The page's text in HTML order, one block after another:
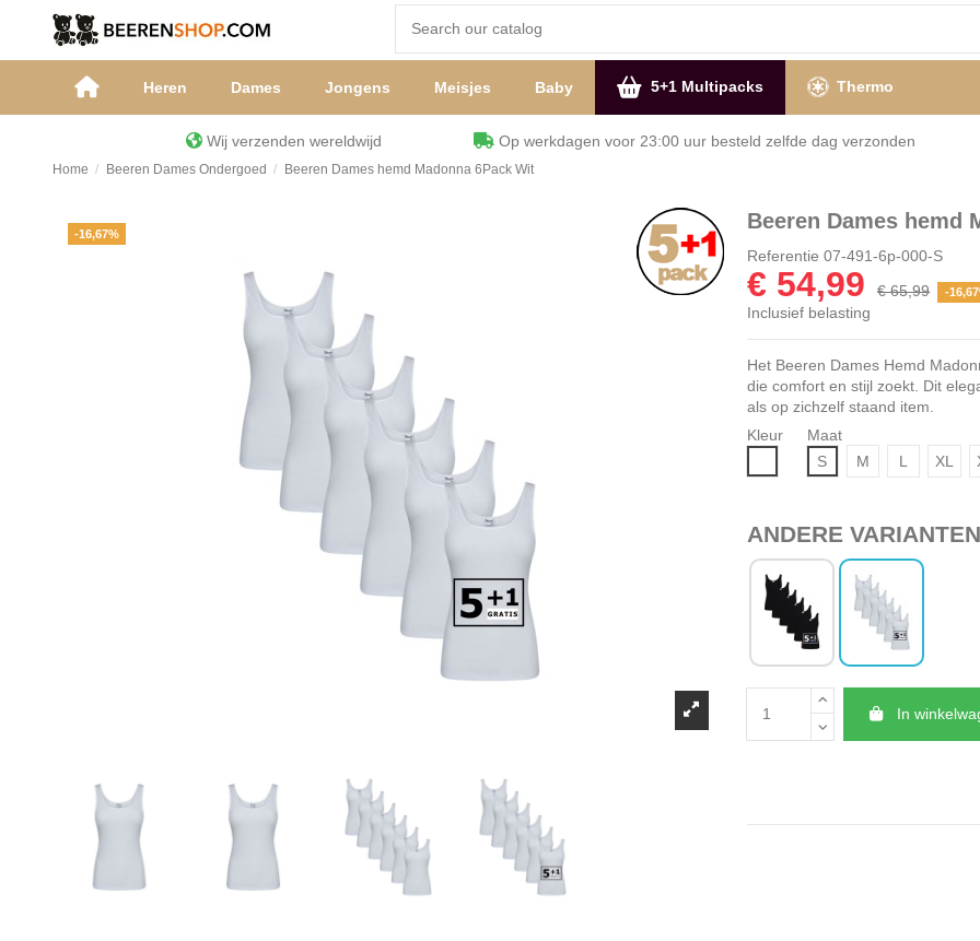
Heren Dames Jongens Meisjes Baby 5+1 Multipacks Thermo
Wij verzenden wereldwijd Op werkdagen voor 23:00 uur besteld zelfde dag
Home Beeren Dames Ondergoed Beeren Dames hemd Madonna 6Pack Wit
-16,67%
Beeren Dames hemd
Referentie 07-491-6p-000-S
€ 54,99 € 65,99 -
Inclusief belasting
Het Beeren Dames Hemd
die comfort en stijl zoekt. Dit
als op zichzelf staand item.
Kleur
Maat
S
M L XL
ANDERE VARIANTEN
In